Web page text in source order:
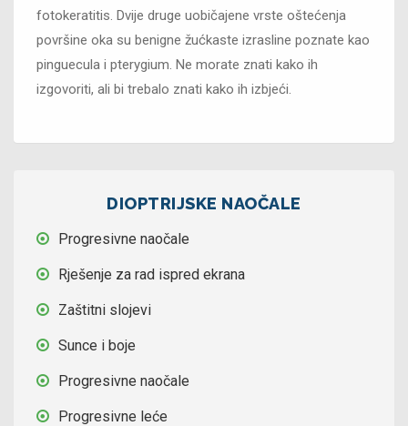
fotokeratitis. Dvije druge uobičajene vrste oštećenja
površine oka su benigne žućkaste izrasline poznate kao
pinguecula i pterygium. Ne morate znati kako ih
izgovoriti, ali bi trebalo znati kako ih izbjeći.
DIOPTRIJSKE NAOČALE
Progresivne naočale
Rješenje za rad ispred ekrana
Zaštitni slojevi
Sunce i boje
Progresivne naočale
Progresivne leće